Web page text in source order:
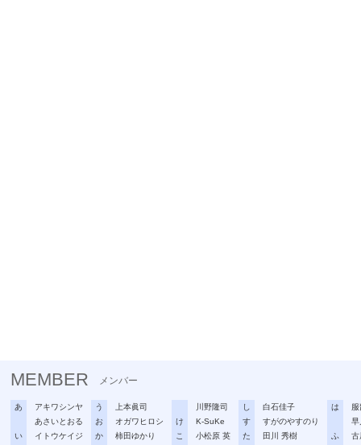
MEMBER メンバー
あ
アキワシンヤ
あさいとおる
い
イトウケイジ
う
上本眞司
お
オガワヒロシ
か
柿田ゆかり
川野隆司
け
K-SuKe
こ
小松原 英
し
白石佳子
す
すがのやすのり
た
田川 秀樹
は
早
ふ
古